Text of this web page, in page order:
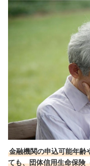
金融機関の申込可能年齢
ても、団体信用生命保険